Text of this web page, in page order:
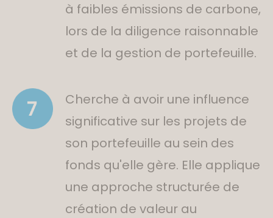
à faibles émissions de carbone,
lors de la diligence raisonnable
et de la gestion de portefeuille.
Cherche à avoir une influence
significative sur les projets de
son portefeuille au sein des
fonds qu'elle gère. Elle applique
une approche structurée de
création de valeur au